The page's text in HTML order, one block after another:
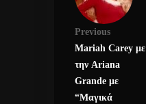
Previous
Mariah Carey με
την Ariana
Grande με
“Μαγικά